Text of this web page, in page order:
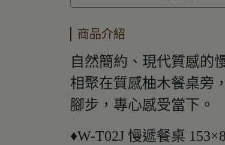
商品介紹
自然簡約、現代質感的
相聚在質感柚木餐桌旁
腳步，專心感受當下。
♦W-T02J 慢遞餐桌